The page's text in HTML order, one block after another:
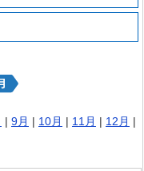
| 9月 | 10月 | 11月 | 12月 |